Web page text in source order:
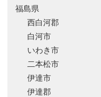
福島県
西白河郡
白河市
いわき市
二本松市
伊達市
伊達郡